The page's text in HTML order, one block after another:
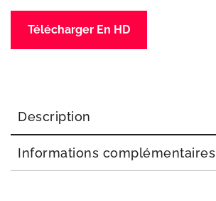
Télécharger En HD
Description
Informations complémentaires